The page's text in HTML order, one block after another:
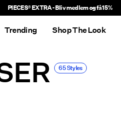
Leveringstiden kan være længere end normalt
Trending Shop The Look
65 Styles